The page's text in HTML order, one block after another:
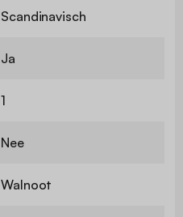
Scandinavisch
Ja
1
Nee
Walnoot